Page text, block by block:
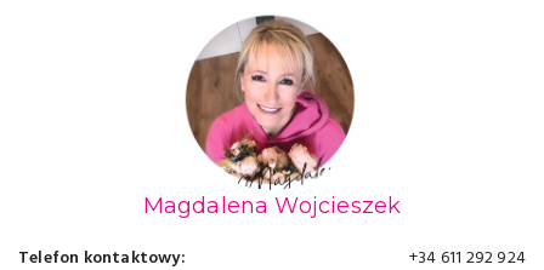
Magdalena Wojcieszek
Telefon kontaktowy:
+34 611 292 924